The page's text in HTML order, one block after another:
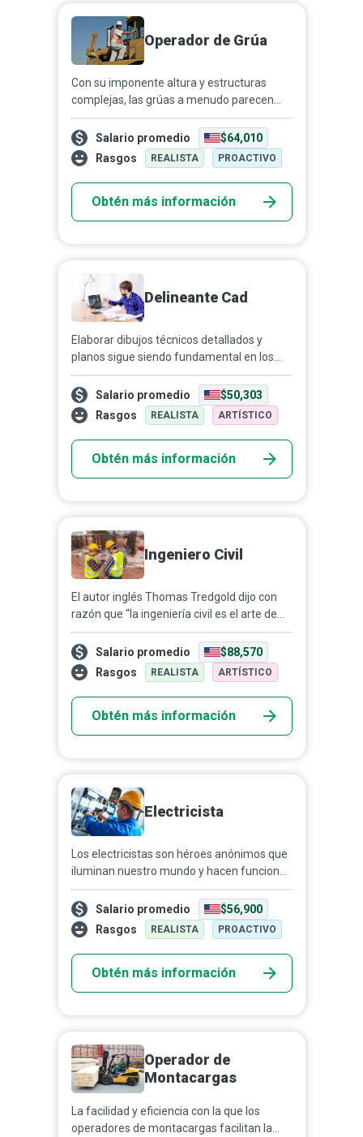
Operador de Grúa
Con su imponente altura y estructuras
complejas, las grúas a menudo parecen
robots Transformers sacados de una
película de Michael Bay. Como operador de
grúa, podrías formarte...
Salario promedio
$64,010
Rasgos
REALISTA PROACTIVO
Obtén más información
Delineante Cad
Elaborar dibujos técnicos detallados y
planos sigue siendo fundamental en los
procesos modernos de construcción y
manufactura, contribuyendo a que los
proyectos se completen d...
Salario promedio
$50,303
Rasgos
REALISTA ARTÍSTICO
Obtén más información
Ingeniero Civil
El autor inglés Thomas Tredgold dijo con
razón que “la ingeniería civil es el arte de
dirigir las grandes fuentes de poder de la
naturaleza para el uso y la comodidad del
ser ...
Salario promedio
$88,570
Rasgos
REALISTA ARTÍSTICO
Obtén más información
Electricista
Los electricistas son héroes anónimos que
iluminan nuestro mundo y hacen funcionar
nuestros dispositivos; son profesionales
capacitados que diseñan, instalan y
mantienen siste...
Salario promedio
$56,900
Rasgos
REALISTA PROACTIVO
Obtén más información
Operador de
Montacargas
La facilidad y eficiencia con la que los
operadores de montacargas facilitan la